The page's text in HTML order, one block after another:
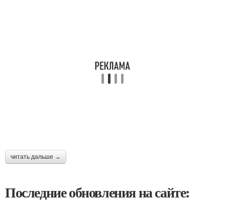
читать дальше →
Последние обновления на сайте: